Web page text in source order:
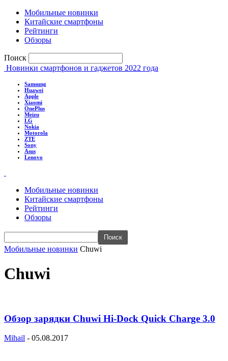
Мобильные новинки
Китайские смартфоны
Рейтинги
Обзоры
Поиск
Новинки смартфонов и гаджетов 2022 года
Samsung
Huawei
Apple
Xiaomi
OnePlus
Meizu
LG
Nokia
Motorola
ZTE
Sony
Asus
Lenovo
Мобильные новинки
Китайские смартфоны
Рейтинги
Обзоры
Мобильные новинки Chuwi
Chuwi
Обзор зарядки Chuwi Hi-Dock Quick Charge 3.0
Mihail - 05.08.2017